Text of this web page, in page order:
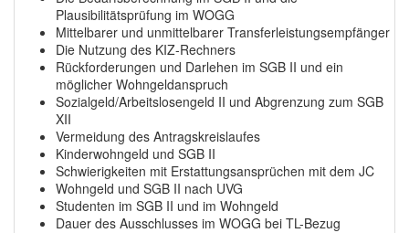
Plausibilitätsprüfung im WOGG
Mittelbarer und unmittelbarer Transferleistungsempfänger
Die Nutzung des KIZ-Rechners
Rückforderungen und Darlehen im SGB II und ein
möglicher Wohngeldanspruch
Sozialgeld/Arbeitslosengeld II und Abgrenzung zum SGB
XII
Vermeidung des Antragskreislaufes
Kinderwohngeld und SGB II
Schwierigkeiten mit Erstattungsansprüchen mit dem JC
Wohngeld und SGB II nach UVG
Studenten im SGB II und im Wohngeld
Dauer des Ausschlusses im WOGG bei TL-Bezug